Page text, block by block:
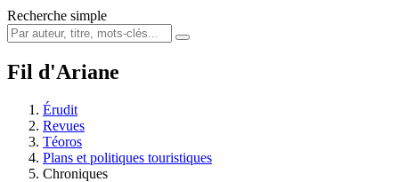
Recherche simple
Fil d'Ariane
Érudit
Revues
Téoros
Plans et politiques touristiques
Chroniques